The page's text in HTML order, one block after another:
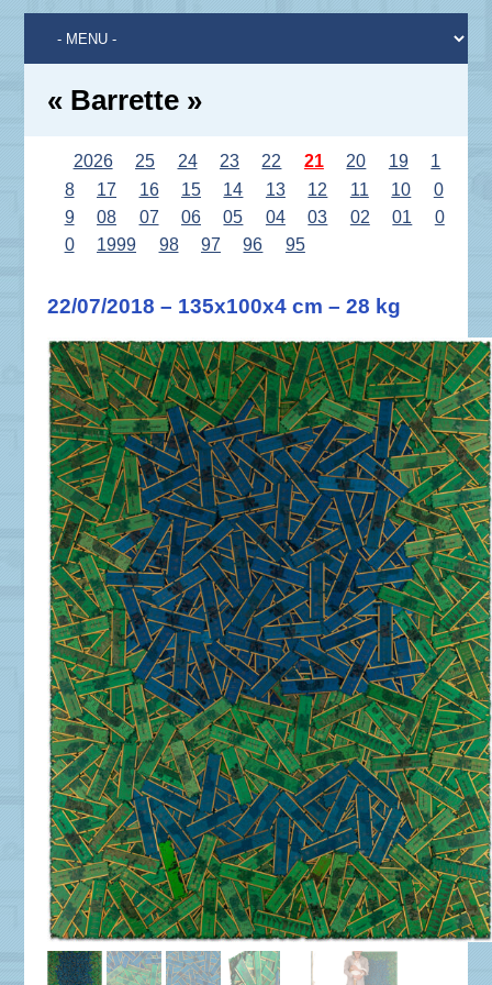
« Barrette »
2026 25 24 23 22 21 20 19
1
8
17 16 15 14 13 12 11 10
0
9
08 07 06 05 04 03 02 01
0
0
1999 98 97 96 95
22/07/2018 – 135x100x4 cm – 28 kg